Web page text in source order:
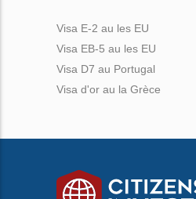
Visa E-2 au les EU
Visa EB-5 au les EU
Visa D7 au Portugal
Visa d'or au la Grèce